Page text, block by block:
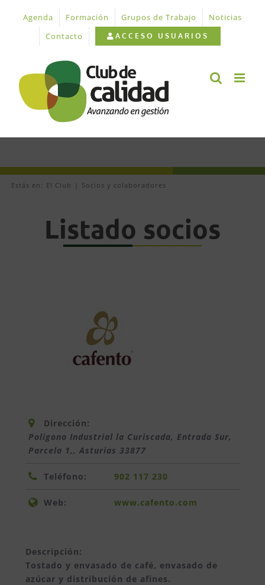
contenido
Agenda Formación Grupos de Trabajo
Noticias
Contacto
ACCESO USUARIOS
Estás en: El Club Socios y colaboradores
Listado socios
Dirección:
Poligono Industrial la Curiscada, Entrada Sur,
Parcela 1,, Asturias 33877
Teléfono: 902 117 230
Web: www.cafento.com
Descripción:
Tostado y envasado de café, envasado de
azúcar y distribución de afines.